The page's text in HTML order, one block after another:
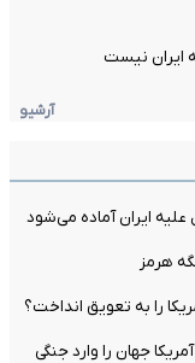
ایران نیست
آرشیو
ایران آماده می‌شود
هرمز
را به تعویق انداخت؟
جهان را وارد جنگی